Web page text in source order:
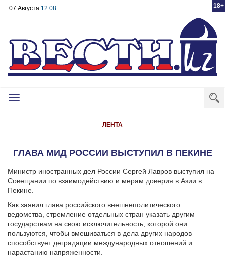
18+
07 Августа 12:08
Toggle
ЛЕНТА
ГЛАВА МИД РОССИИ ВЫСТУПИЛ В ПЕКИНЕ
Министр иностранных дел России Сергей Лавров выступил на
Совещании по взаимодействию и мерам доверия в Азии в
Пекине.
Как заявил глава российского внешнеполитического
ведомства, стремление отдельных стран указать другим
государствам на свою исключительность, которой они
пользуются, чтобы вмешиваться в дела других народов —
способствует деградации международных отношений и
нарастанию напряженности.